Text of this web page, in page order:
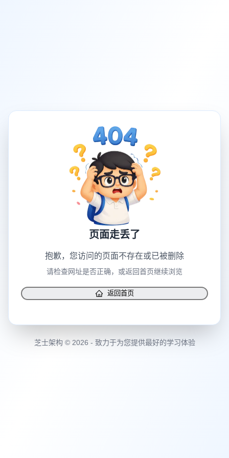
页面走丢了
抱歉，您访问的页面不存在或已被删除
请检查网址是否正确，或返回首页继续浏览
返回首页
芝士架构 © 2026 - 致力于为您提供最好的学习体验